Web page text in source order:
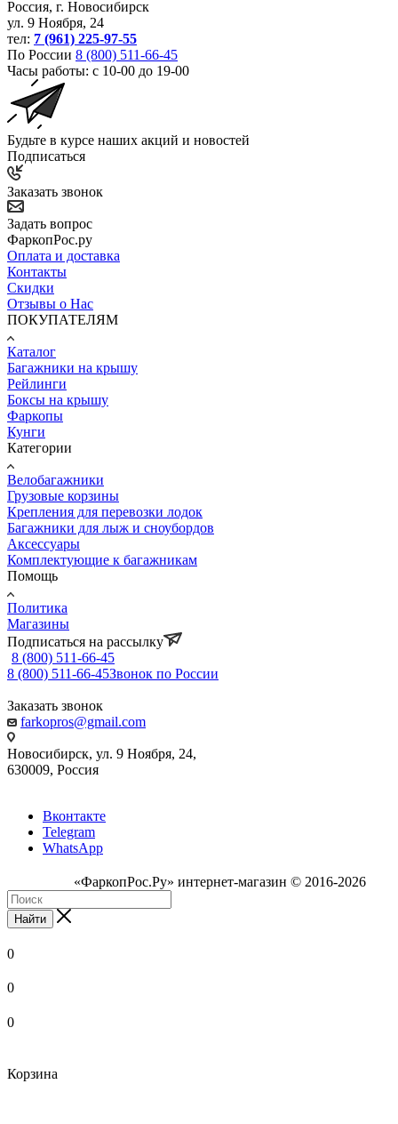
Россия, г. Новосибирск
ул. 9 Ноября, 24
тел: 7 (961) 225-97-55
По России 8 (800) 511-66-45
Часы работы: с 10-00 до 19-00
Будьте в курсе наших акций и новостей
Подписаться
Заказать звонок
Задать вопрос
ФаркопРос.ру
Оплата и доставка
Контакты
Скидки
Отзывы о Нас
ПОКУПАТЕЛЯМ
Каталог
Багажники на крышу
Рейлинги
Боксы на крышу
Фаркопы
Кунги
Категории
Велобагажники
Грузовые корзины
Крепления для перевозки лодок
Багажники для лыж и сноубордов
Аксессуары
Комплектующие к багажникам
Помощь
Политика
Магазины
Подписаться на рассылку
8 (800) 511-66-45
8 (800) 511-66-45Звонок по России
Заказать звонок
farkopros@gmail.com
Новосибирск, ул. 9 Ноября, 24,
630009, Россия
Вконтакте
Telegram
WhatsApp
«ФаркопРос.Ру» интернет-магазин © 2016-2026
Найти
0
0
0
Корзина